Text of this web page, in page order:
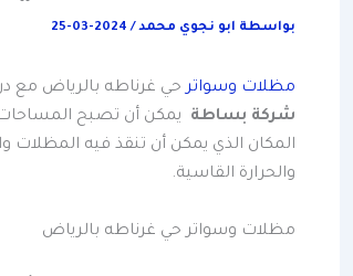
بواسطة ابو نجوي محمد/
2024-03-25
مظلات وسواترحي غرناطه بالرياض مع
شركة بساطة يمكن أن تصبح المساحات
المكان الذي يمكن أن تنقذ فيه
والحرارة القاسية.
مظلات وسواتر حي غرناطه بالرياض